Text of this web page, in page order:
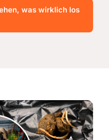
was wirklich los